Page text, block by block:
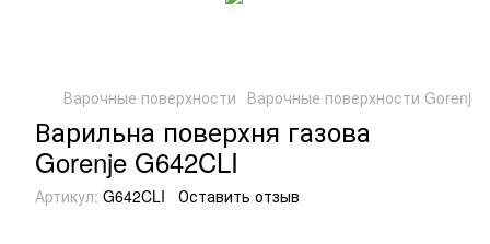
Варочные поверхности Варочные поверхности Gorenje
Варильна поверхня газова
Gorenje G642CLI
Артикул: G642CLI Оставить отзыв